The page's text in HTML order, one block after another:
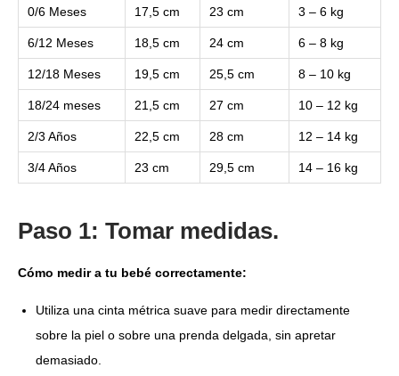
0/6 Meses 17,5 cm 23 cm 3 – 6 kg
6/12 Meses 18,5 cm 24 cm 6 – 8 kg
12/18 Meses 19,5 cm 25,5 cm 8 – 10 kg
18/24 meses 21,5 cm 27 cm 10 – 12 kg
2/3 Años 22,5 cm 28 cm 12 – 14 kg
3/4 Años 23 cm 29,5 cm 14 – 16 kg
Paso 1: Tomar medidas.
Cómo medir a tu bebé correctamente:
Utiliza una cinta métrica suave para medir directamente
sobre la piel o sobre una prenda delgada, sin apretar
demasiado.